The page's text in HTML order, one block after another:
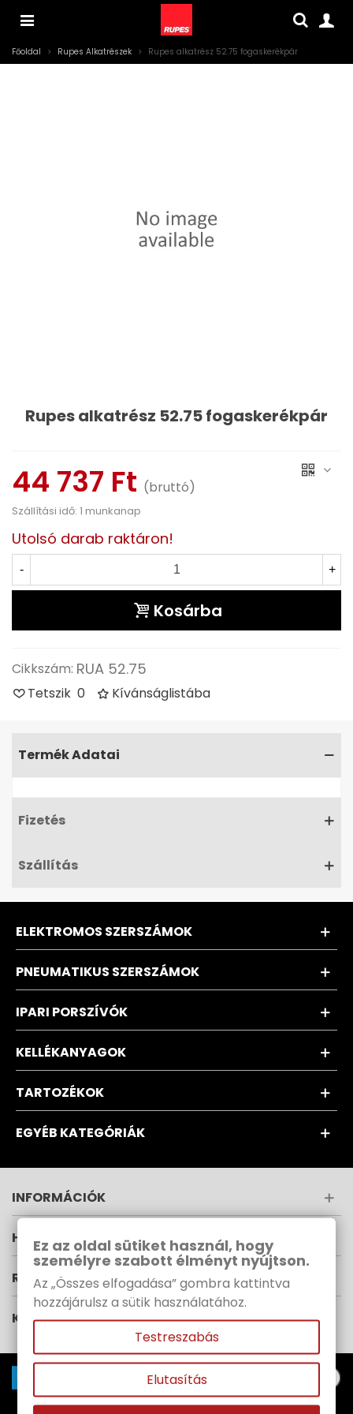
Főoldal > Rupes Alkatrészek > Rupes alkatrész 52.75 fogaskerékpár
Rupes alkatrész 52.75 fogaskerékpár
44 737 Ft (bruttó)
Szállítási idő: 1 munkanap
Utolsó darab raktáron!
- +
Kosárba
Cikkszám: RUA 52.75
Tetszik 0 Kívánságlistába
Termék Adatai
Fizetés
Szállítás
ELEKTROMOS SZERSZÁMOK
PNEUMATIKUS SZERSZÁMOK
IPARI PORSZÍVÓK
KELLÉKANYAGOK
TARTOZÉKOK
EGYÉB KATEGÓRIÁK
INFORMÁCIÓK
HÍRLEVÉL
RUPES MAGYARORSZÁG
KÖVESS MINKET
Ez az oldal sütiket használ, hogy
személyre szabott élményt nyújtson.
Az „Összes elfogadása” gombra kattintva
hozzájárulsz a sütik használatához.
Testreszabás
Elutasítás